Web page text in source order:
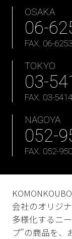
OSAKA
06-
FAX. 06-
TOKYO
03-
FAX. 03-
NAGOYA
052-
FAX. 052-
会社のオリジ
多様化するニ
プ"の商品を、